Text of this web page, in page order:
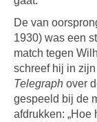
De van
1930) was een
match tegen
schreef hij in
Telegraph over
gespeeld bij de
afdrukken: „Hoe